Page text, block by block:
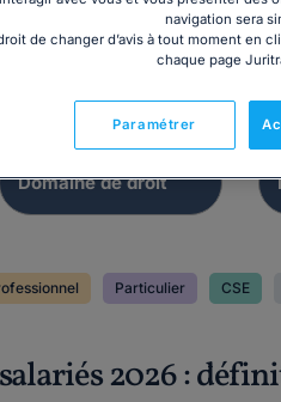
Particulier CSE
2026 :
navigation sera
de changer d’avis à tout moment en
chaque page
Paramétrer